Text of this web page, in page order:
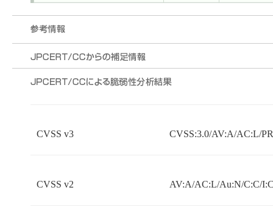
CVSS v3 CVSS:3.0/AV:A/AC:L/
CVSS v2 AV:A/AC:L/Au:N/C:C/